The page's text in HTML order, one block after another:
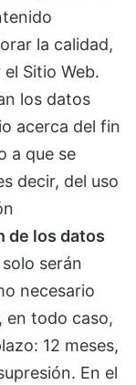
la calidad,
Sitio Web.
los datos
acerca del fin
a que se
decir, del uso
de los datos
serán
necesario
en todo caso,
12 meses,
En el